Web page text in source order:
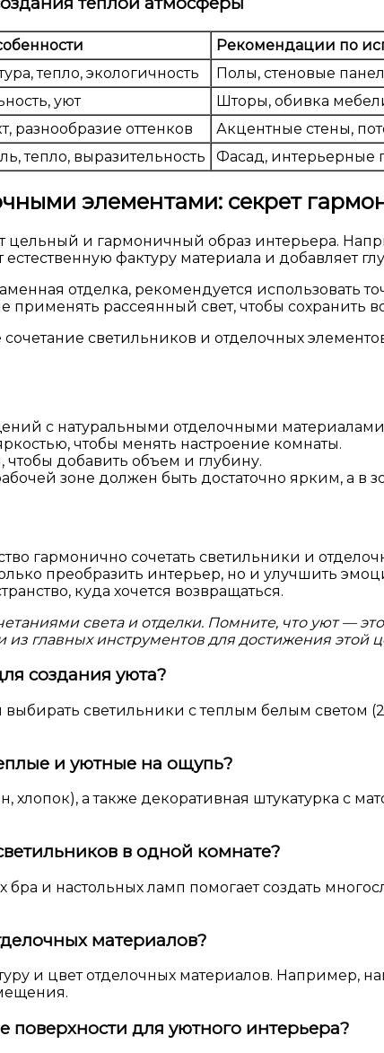
Рекомендации по
тепло, экологичность
Полы, стеновые
уют
Шторы, обивка
разнообразие оттенков
Акцентные стены,
тепло, выразительность Фасад, интерьерные
элементами: секрет
цельный и гармоничный образ интерьера.
фактуру материала и добавляет
отделка, рекомендуется использовать
применять рассеянный свет, чтобы сохранить
светильников и отделочных
с натуральными отделочными
чтобы менять настроение комнаты.
добавить объем и глубину.
зоне должен быть достаточно ярким, а в
гармонично сочетать светильники и
преобразить интерьер, но и улучшить
куда хочется возвращаться.
света и отделки. Помните, что уют —
главных инструментов для достижения этой
создания уюта?
светильники с теплым белым светом
и уютные на ощупь?
хлопок), а также декоративная штукатурка с
в одной комнате?
и настольных ламп помогает создать
материалов?
и цвет отделочных материалов. Например,
для уютного интерьера?